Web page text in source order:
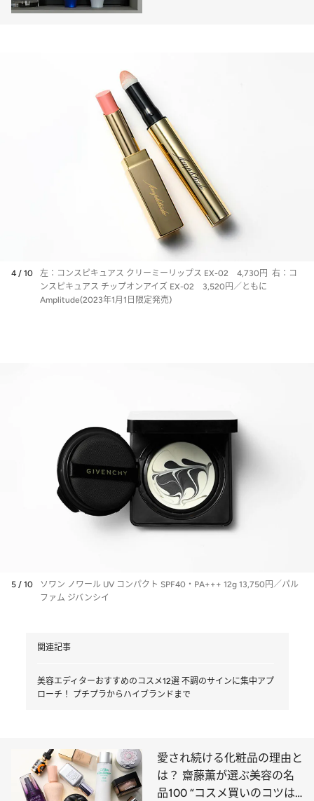
4 / 10
左：コンスピキュアス クリーミーリップス EX-02 4,730円 右：コ
ンスピキュアス チップオンアイズ EX-02 3,520円／ともに
Amplitude(2023年1月1日限定発売)
5 / 10
ソワン ノワール UV コンパクト SPF40・PA+++ 12g 13,750円／パル
ファム ジバンシイ
関連記事
美容エディターおすすめのコスメ12選 不調のサインに集中アプ
ローチ！ プチプラからハイブランドまで
愛され続ける化粧品の理由と
は？ 齋藤薫が選ぶ美容の名
品100 “コスメ買いのコツは